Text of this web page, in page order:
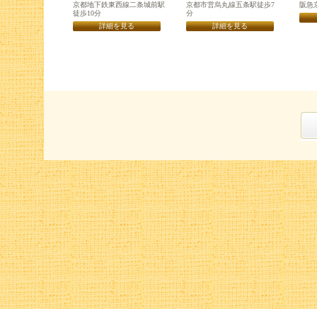
京都地下鉄東西線二条城前駅
徒歩10分
詳細を見る
京都市営烏丸線五条駅徒歩7
分
詳細を見る
阪急